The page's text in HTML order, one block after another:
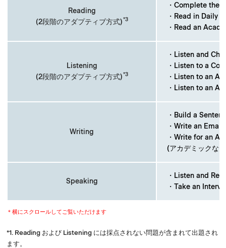
Reading
(2段階のアダプティブ方式)*3
・Complete the
・Read in Daily
・Read an
Listening
(2段階のアダプティブ方式)*3
・Listen and
・Listen to a
・Listen to an
・Listen to an
Writing
・Build a
・Write an Email
・Write for an
(アカデミックな
Speaking
・Listen and
・Take an
＊横にスクロールしてご覧いただけます
*1. Reading および Listening には採点されない問題が含まれて出題され
ます。​